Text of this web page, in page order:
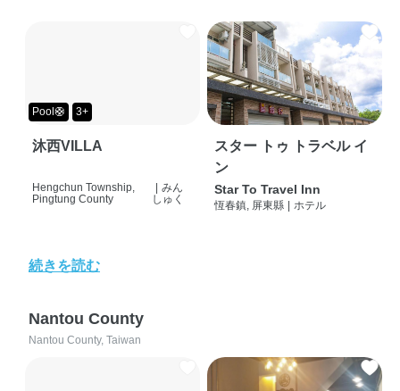
Pool🛟 3+
沐西VILLA
Hengchun Township,
Pingtung County
みん
しゅく
スター トゥ トラベル イ
ン
Star To Travel Inn
恆春鎮, 屏東縣 ホテル
続きを読む
Nantou County
Nantou County, Taiwan